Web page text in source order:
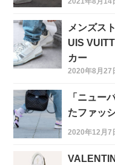
メンズス
UIS
カー
2020年8月27
「ニュー
たファッ
2020年12月7